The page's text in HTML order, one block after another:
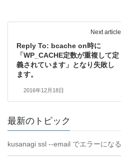
Next article
Reply To: bcache on時に
「WP_CACHE定数が重複して定
義されています」となり失敗し
ます。
2016年12月18日
最新のトピック
kusanagi ssl --email でエラーになる